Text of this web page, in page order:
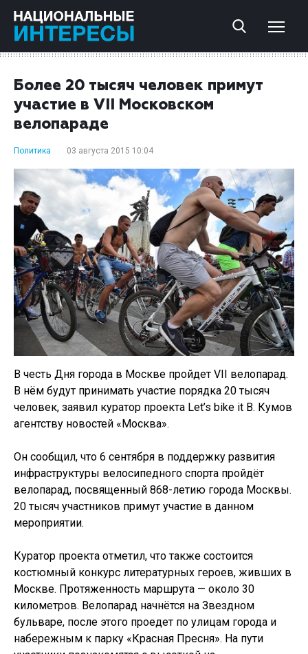
Более 20 тысяч человек примут
участие в VII Московском
велопараде
Политика 03 августа 2015 10:04
В честь Дня города в Москве пройдет VII велопарад.
В нём будут принимать участие порядка 20 тысяч
человек, заявил куратор проекта Let’s bike it В. Кумов
агентству новостей «Москва».
Он сообщил, что 6 сентября в поддержку развития
инфраструктуры велосипедного спорта пройдёт
велопарад, посвященный 868-летию города Москвы.
20 тысяч участников примут участие в данном
мероприятии.
Куратор проекта отметил, что также состоится
костюмный конкурс литературных героев, живших в
Москве. Протяженность маршрута — около 30
километров. Велопарад начнётся на Звездном
бульваре, после этого проедет по улицам города и
набережным к парку «Красная Пресня». На пути